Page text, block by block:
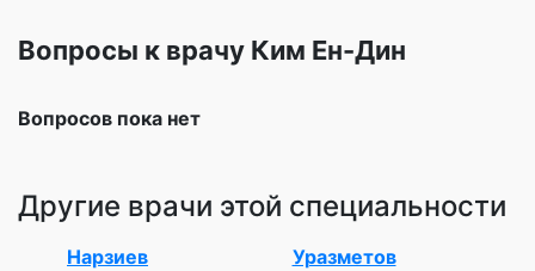
Вопросы к врачу Ким Ен-Дин
Вопросов пока нет
Другие врачи этой специальности
Нарзиев
Уразметов